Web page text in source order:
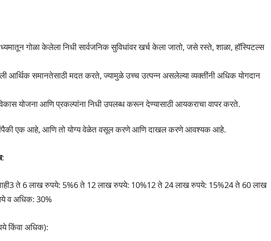
गोळा केलेला निधी सार्वजनिक सुविधांवर खर्च केला जातो, जसे रस्ते, शाळा, हॉस्पिटल्स
आर्थिक समानतेसाठी मदत करते, ज्यामुळे उच्च उत्पन्न असलेल्या व्यक्तींनी अधिक योगदान
योजना आणि प्रकल्पांना निधी उपलब्ध करून देण्यासाठी आयकराचा वापर करते.
एक आहे, आणि तो योग्य वेळेत वसूल करणे आणि दाखल करणे आवश्यक आहे.
:
ते 6 लाख रुपये: 5%6 ते 12 लाख रुपये: 10%12 ते 24 लाख रुपये: 15%24 ते 60 लाख
व अधिक: 30%
किंवा अधिक):